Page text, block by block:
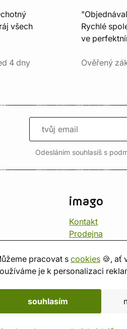
pracovat s cookies 🍪, ať
je k personalizaci
souhlasím
všech
4 dny
Rychlé
ve
Ověřený
Odesláním souhlasíš s
imago
Kontakt
Prodejna
O nás
Hodnocení